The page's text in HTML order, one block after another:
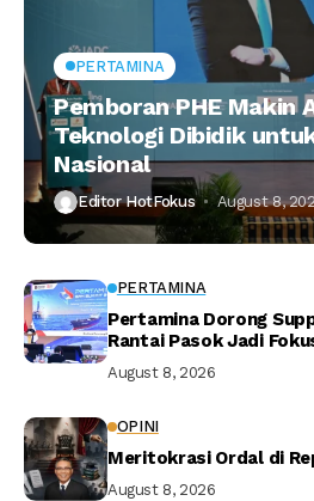
PERTAMINA
Pemboran PHE Makin
Teknologi Dibidik
Nasional
Editor HotFokus August 8,
PERTAMINA
Pertamina Dorong
Rantai Pasok Jadi
August 8, 2026
OPINI
Meritokrasi Ordal di
August 8, 2026